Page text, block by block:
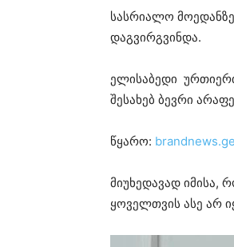
სასრიალო
დაგვირგვინდა.
ელისაბედი
შესახებ ბევრი
წყარო: brandnews.ge
მიუხედავად იმისა,
ყოველთვის ასე არ